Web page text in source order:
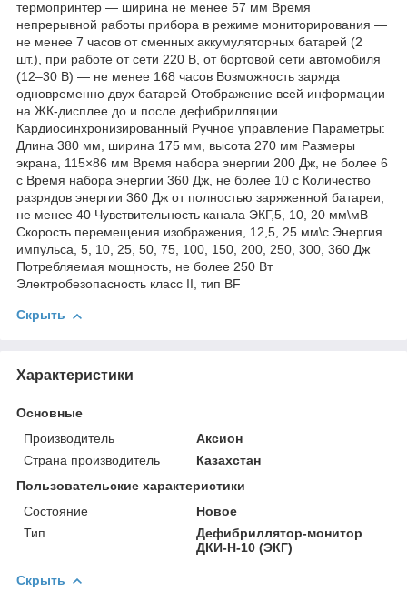
термопринтер — ширина не менее 57 мм Время
непрерывной работы прибора в режиме мониторирования —
не менее 7 часов от сменных аккумуляторных батарей (2
шт.), при работе от сети 220 В, от бортовой сети автомобиля
(12–30 В) — не менее 168 часов Возможность заряда
одновременно двух батарей Отображение всей информации
на ЖК-дисплее до и после дефибрилляции
Кардиосинхронизированный Ручное управление Параметры:
Длина 380 мм, ширина 175 мм, высота 270 мм Размеры
экрана, 115×86 мм Время набора энергии 200 Дж, не более 6
с Время набора энергии 360 Дж, не более 10 с Количество
разрядов энергии 360 Дж от полностью заряженной батареи,
не менее 40 Чувствительность канала ЭКГ,5, 10, 20 мм\мВ
Скорость перемещения изображения, 12,5, 25 мм\с Энергия
импульса, 5, 10, 25, 50, 75, 100, 150, 200, 250, 300, 360 Дж
Потребляемая мощность, не более 250 Вт
Электробезопасность класс II, тип BF
Скрыть
Характеристики
Основные
Производитель
Аксион
Страна производитель
Казахстан
Пользовательские характеристики
Состояние
Новое
Тип
Дефибриллятор-монитор
ДКИ-Н-10 (ЭКГ)
Скрыть